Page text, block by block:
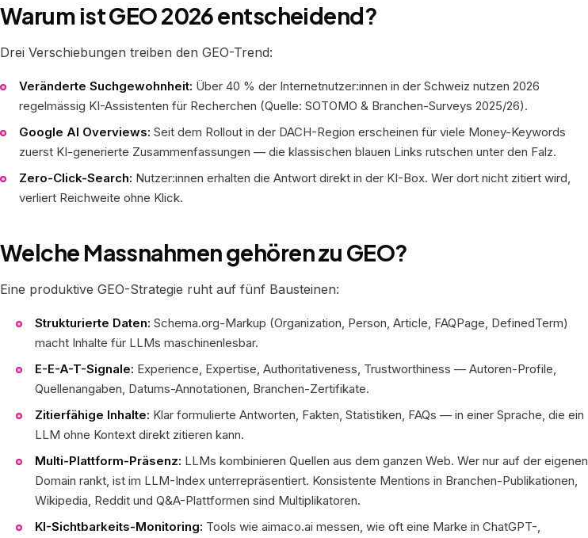
Warum ist GEO 2026 entscheidend?
Drei Verschiebungen treiben den GEO-Trend:
Veränderte Suchgewohnheit: Über 40 % der Internetnutzer:innen in der Schweiz nutzen 2026
regelmässig KI-Assistenten für Recherchen (Quelle: SOTOMO & Branchen-Surveys 2025/26).
Google AI Overviews: Seit dem Rollout in der DACH-Region erscheinen für viele Money-Keywords
zuerst KI-generierte Zusammenfassungen — die klassischen blauen Links rutschen unter den Falz.
Zero-Click-Search: Nutzer:innen erhalten die Antwort direkt in der KI-Box. Wer dort nicht zitiert wird,
verliert Reichweite ohne Klick.
Welche Massnahmen gehören zu GEO?
Eine produktive GEO-Strategie ruht auf fünf Bausteinen:
Strukturierte Daten: Schema.org-Markup (Organization, Person, Article, FAQPage, DefinedTerm)
macht Inhalte für LLMs maschinenlesbar.
E-E-A-T-Signale: Experience, Expertise, Authoritativeness, Trustworthiness — Autoren-Profile,
Quellenangaben, Datums-Annotationen, Branchen-Zertifikate.
Zitierfähige Inhalte: Klar formulierte Antworten, Fakten, Statistiken, FAQs — in einer Sprache, die ein
LLM ohne Kontext direkt zitieren kann.
Multi-Plattform-Präsenz: LLMs kombinieren Quellen aus dem ganzen Web. Wer nur auf der eigenen
Domain rankt, ist im LLM-Index unterrepräsentiert. Konsistente Mentions in Branchen-Publikationen,
Wikipedia, Reddit und Q&A-Plattformen sind Multiplikatoren.
KI-Sichtbarkeits-Monitoring: Tools wie aimaco.ai messen, wie oft eine Marke in ChatGPT-,